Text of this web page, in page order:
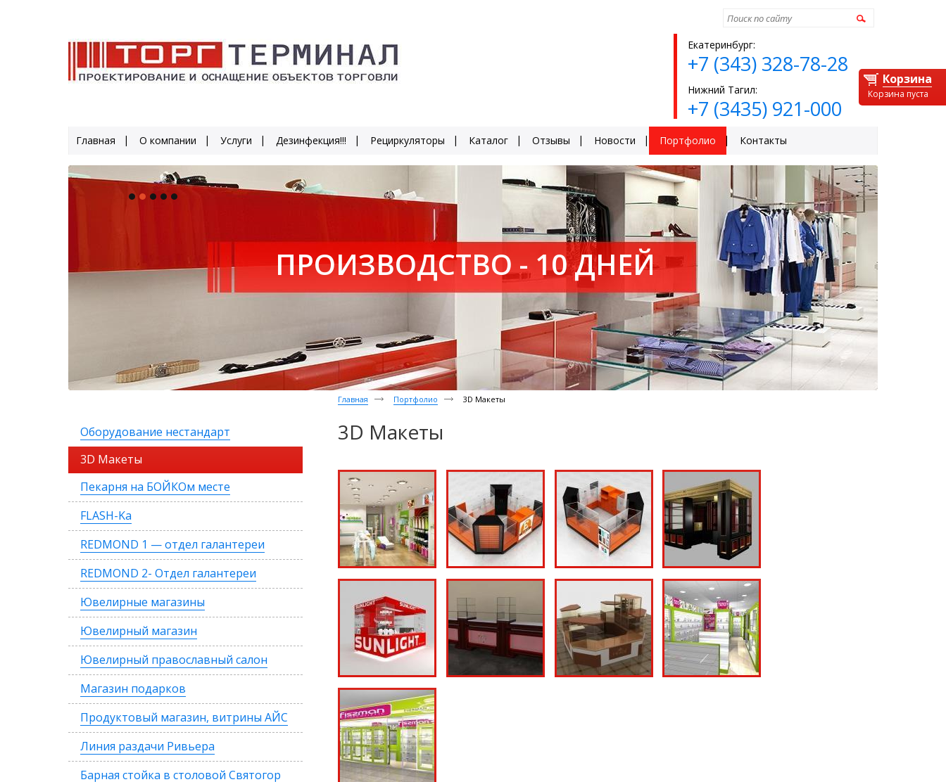
Екатеринбург:
+7 (343) 328-78-28
Нижний Тагил:
+7 (3435) 921-000
Главная О компании Услуги Дезинфекция!!! Рециркуляторы Каталог Отзывы Новости Портфолио Контакты
Корзина
Корзина пуста
ПРОИЗВОДСТВО - 10 ДНЕЙ
Оборудование нестандарт
3D Макеты
Пекарня на БОЙКОм месте
FLASH-Ka
REDMOND 1 — отдел галантереи
REDMOND 2- Отдел галантереи
Ювелирные магазины
Ювелирный магазин
Ювелирный православный салон
Магазин подарков
Продуктовый магазин, витрины АЙС
Линия раздачи Ривьера
Барная стойка в столовой Святогор
Главная Портфолио 3D Макеты
3D Макеты